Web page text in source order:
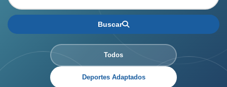
Buscar
Todos
Deportes Adaptados